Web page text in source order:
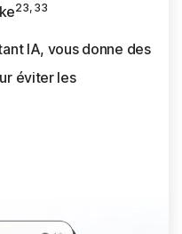
23, 33
IA, vous donne des
éviter les